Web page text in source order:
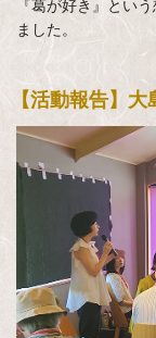
『葛が好き』とい
ました。
【活動報告】